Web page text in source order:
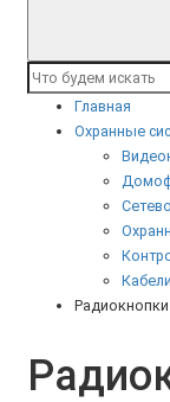
Главная
Охранные
Радиокнопки